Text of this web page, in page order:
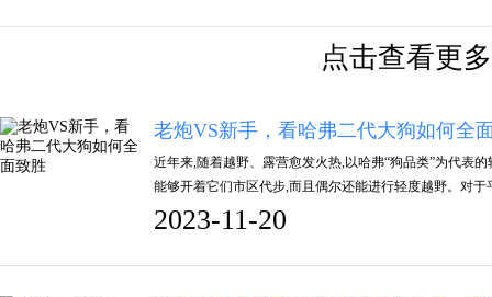
点击查看更多
老炮VS新手，看哈弗二代大狗如何全
近年来,随着越野、露营愈发火热,以哈弗“狗品类”为代表
能够开着它们市区代步,而且偶尔还能进行轻度越野。对
2023-11-20